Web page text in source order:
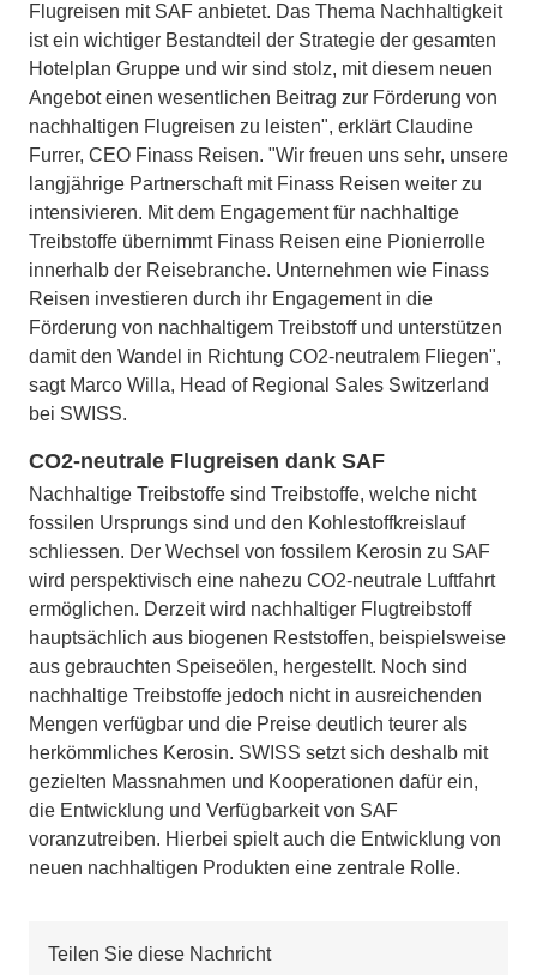
Flugreisen mit SAF anbietet. Das Thema Nachhaltigkeit
ist ein wichtiger Bestandteil der Strategie der gesamten
Hotelplan Gruppe und wir sind stolz, mit diesem neuen
Angebot einen wesentlichen Beitrag zur Förderung von
nachhaltigen Flugreisen zu leisten", erklärt Claudine
Furrer, CEO Finass Reisen. "Wir freuen uns sehr, unsere
langjährige Partnerschaft mit Finass Reisen weiter zu
intensivieren. Mit dem Engagement für nachhaltige
Treibstoffe übernimmt Finass Reisen eine Pionierrolle
innerhalb der Reisebranche. Unternehmen wie Finass
Reisen investieren durch ihr Engagement in die
Förderung von nachhaltigem Treibstoff und unterstützen
damit den Wandel in Richtung CO2-neutralem Fliegen",
sagt Marco Willa, Head of Regional Sales Switzerland
bei SWISS.
CO2-neutrale Flugreisen dank SAF
Nachhaltige Treibstoffe sind Treibstoffe, welche nicht
fossilen Ursprungs sind und den Kohlestoffkreislauf
schliessen. Der Wechsel von fossilem Kerosin zu SAF
wird perspektivisch eine nahezu CO2-neutrale Luftfahrt
ermöglichen. Derzeit wird nachhaltiger Flugtreibstoff
hauptsächlich aus biogenen Reststoffen, beispielsweise
aus gebrauchten Speiseölen, hergestellt. Noch sind
nachhaltige Treibstoffe jedoch nicht in ausreichenden
Mengen verfügbar und die Preise deutlich teurer als
herkömmliches Kerosin. SWISS setzt sich deshalb mit
gezielten Massnahmen und Kooperationen dafür ein,
die Entwicklung und Verfügbarkeit von SAF
voranzutreiben. Hierbei spielt auch die Entwicklung von
neuen nachhaltigen Produkten eine zentrale Rolle.
Teilen Sie diese Nachricht